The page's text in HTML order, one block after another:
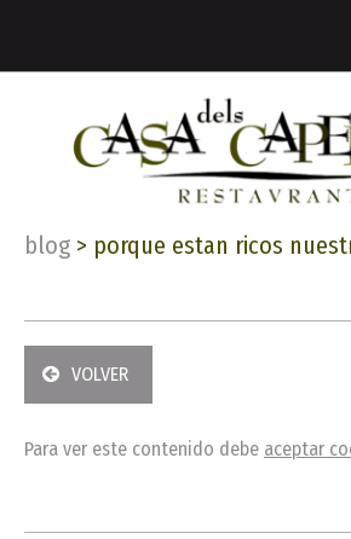
blog > porque estan ricos
VOLVER
Para ver este contenido debe aceptar